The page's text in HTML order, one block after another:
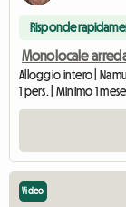
Risponde
Monolocale
Alloggio intero |
1 pers. | Minimo 1 mese
Video